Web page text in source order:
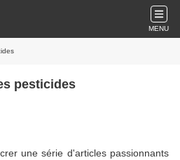
MENU
pesticides
une série d'articles passionnants